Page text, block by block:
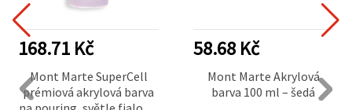
168.71 Kč
Mont Marte SuperCell
prémiová akrylová barva
58.68 Kč
Mont Marte Akrylová
barva 100 ml – šedá